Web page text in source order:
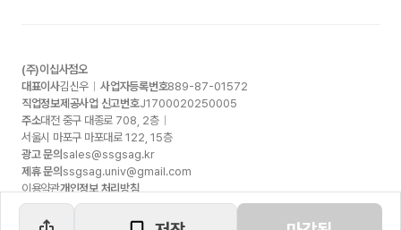
(주)이십사점오
대표이사김신우 사업자등록번호889-87-01572
직업정보제공사업 신고번호J1700020250005
주소대전 중구 대종로 708, 2층
서울시 마포구 마포대로 122, 15층
광고 문의 sales@ssgsag.kr
제휴 문의 ssgsag.univ@gmail.com
이용약관개인정보 처리방침